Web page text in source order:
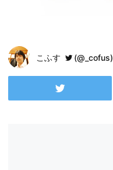
こふす (@_cofus)